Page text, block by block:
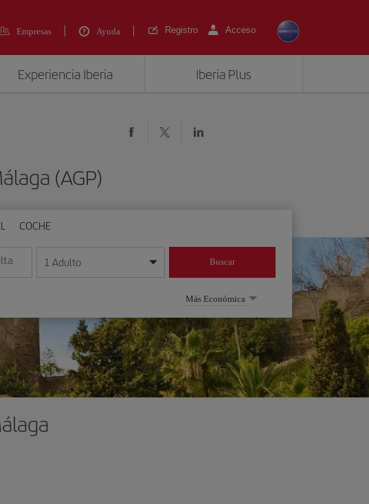
Empresas Ayuda Registro Acceso
Experiencia Iberia Iberia Plus
(AGP)
COCHE
añoen formato día/mes/año
1 Adulto Buscar
Más Económica